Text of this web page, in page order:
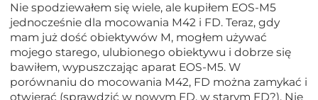
Nie spodziewałem się wiele, ale kupiłem EOS-M5
jednocześnie dla mocowania M42 i FD. Teraz, gdy
mam już dość obiektywów M, mogłem używać
mojego starego, ulubionego obiektywu i dobrze się
bawiłem, wypuszczając aparat EOS-M5. W
porównaniu do mocowania M42, FD można zamykać i
otwierać (sprawdzić w nowym FD, w starym FD?). Nie